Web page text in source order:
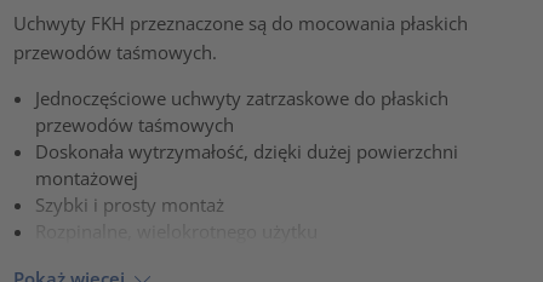
Uchwyty FKH przeznaczone są do mocowania płaskich
przewodów taśmowych.
Jednoczęściowe uchwyty zatrzaskowe do płaskich
przewodów taśmowych
Doskonała wytrzymałość, dzięki dużej powierzchni
montażowej
Szybki i prosty montaż